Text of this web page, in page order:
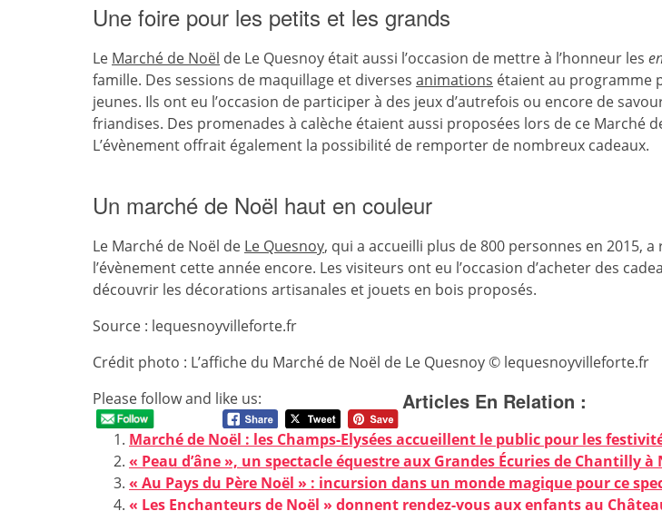
Une foire pour les petits et les grands
Le Marché de Noël de Le Quesnoy était aussi l’occasion de mettre à l’honneur les
famille. Des sessions de maquillage et diverses animations étaient au programme
jeunes. Ils ont eu l’occasion de participer à des jeux d’autrefois ou encore de
friandises. Des promenades à calèche étaient aussi proposées lors de ce Marché
L’évènement offrait également la possibilité de remporter de nombreux cadeaux.
Un marché de Noël haut en couleur
Le Marché de Noël de Le Quesnoy, qui a accueilli plus de 800 personnes en 2015, a
l’évènement cette année encore. Les visiteurs ont eu l’occasion d’acheter des
découvrir les décorations artisanales et jouets en bois proposés.
Source : lequesnoyvilleforte.fr
Crédit photo : L’affiche du Marché de Noël de Le Quesnoy © lequesnoyvilleforte.fr
Please follow and like us:
Articles En Relation :
Marché de Noël : les Champs-Elysées accueillent le public pour les
« Peau d’âne », un spectacle équestre aux Grandes Écuries de Chantilly à
« Au Pays du Père Noël » : incursion dans un monde magique pour ce
« Les Enchanteurs de Noël » donnent rendez-vous aux enfants au